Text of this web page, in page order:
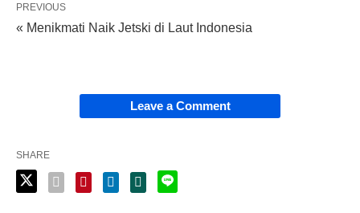
PREVIOUS
« Menikmati Naik Jetski di Laut Indonesia
Leave a Comment
SHARE